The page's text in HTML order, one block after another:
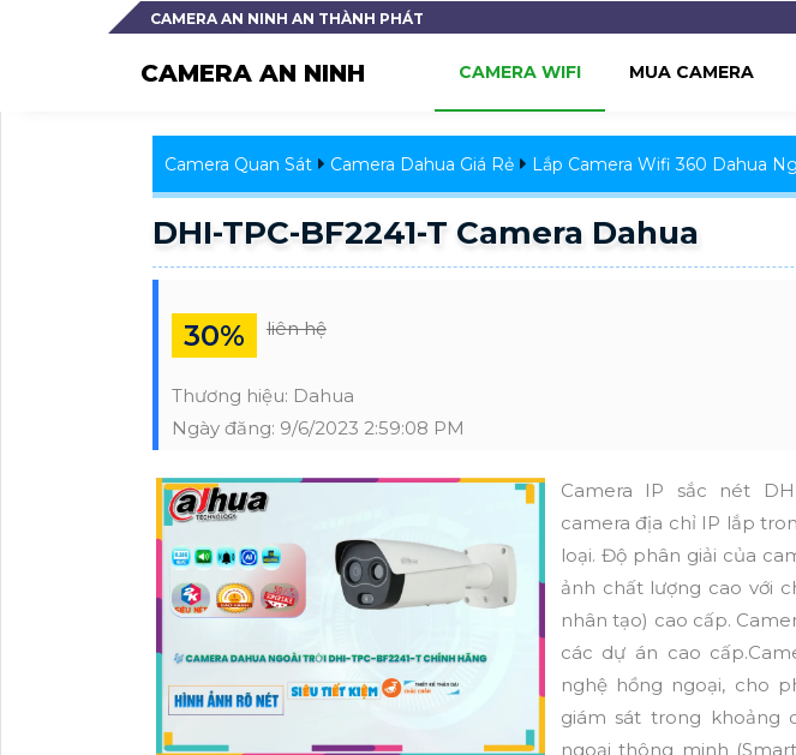
CAMERA AN NINH AN THÀNH PHÁT
CAMERA AN NINH CAMERA WIFI MUA CAMERA
Camera Quan Sát Camera Dahua Giá Rẻ Lắp Camera Wifi 360 Dahua
DHI-TPC-BF2241-T Camera Dahua
30% liên hệ
Thương hiệu: Dahua
Ngày đăng: 9/6/2023 2:59:08 PM
Camera IP sắc nét
camera địa chỉ IP lắp
loại. Độ phân giải của
ảnh chất lượng cao với
nhân tạo) cao cấp.
các dự án cao
nghệ hồng ngoại, cho
giám sát trong khoảng
ngoại thông minh